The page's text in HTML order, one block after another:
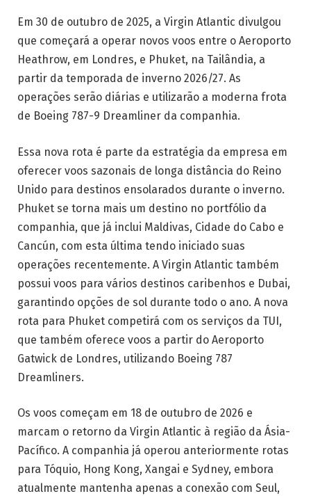
Em 30 de outubro de 2025, a Virgin Atlantic divulgou
que começará a operar novos voos entre o Aeroporto
Heathrow, em Londres, e Phuket, na Tailândia, a
partir da temporada de inverno 2026/27. As
operações serão diárias e utilizarão a moderna frota
de Boeing 787-9 Dreamliner da companhia.
Essa nova rota é parte da estratégia da empresa em
oferecer voos sazonais de longa distância do Reino
Unido para destinos ensolarados durante o inverno.
Phuket se torna mais um destino no portfólio da
companhia, que já inclui Maldivas, Cidade do Cabo e
Cancún, com esta última tendo iniciado suas
operações recentemente. A Virgin Atlantic também
possui voos para vários destinos caribenhos e Dubai,
garantindo opções de sol durante todo o ano. A nova
rota para Phuket competirá com os serviços da TUI,
que também oferece voos a partir do Aeroporto
Gatwick de Londres, utilizando Boeing 787
Dreamliners.
Os voos começam em 18 de outubro de 2026 e
marcam o retorno da Virgin Atlantic à região da Ásia-
Pacífico. A companhia já operou anteriormente rotas
para Tóquio, Hong Kong, Xangai e Sydney, embora
atualmente mantenha apenas a conexão com Seul,